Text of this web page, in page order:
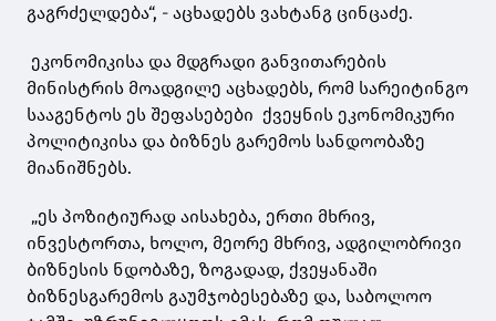
გაგრძელდება“, - აცხადებს ვახტანგ ცინცაძე.
ეკონომიკისა და მდგრადი განვითარების
მინისტრის მოადგილე აცხადებს, რომ სარეიტინგო
სააგენტოს ეს შეფასებები ქვეყნის ეკონომიკური
პოლიტიკისა და ბიზნეს გარემოს სანდოობაზე
მიანიშნებს.
„ეს პოზიტიურად აისახება, ერთი მხრივ,
ინვესტორთა, ხოლო, მეორე მხრივ, ადგილობრივი
ბიზნესის ნდობაზე, ზოგადად, ქვეყანაში
ბიზნესგარემოს გაუმჯობესებაზე და, საბოლოო